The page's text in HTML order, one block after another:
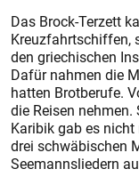
Das Brock-Terzett
Kreuzfahrtschiffen,
den griechischen
Dafür nahmen die
hatten Brotberufe.
die Reisen
Karibik gab es
drei schwäbischen
Seemannsliedern